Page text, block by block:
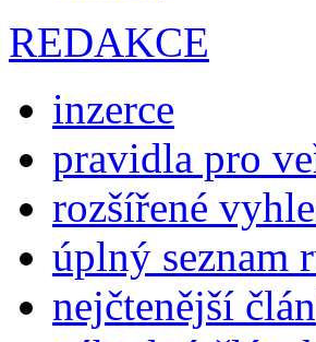
REDAKCE
inzerce
pravidla pro
rozšířené
úplný seznam
nejčtenější